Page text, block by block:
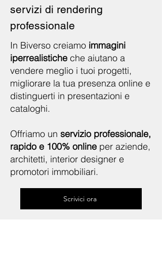
servizi di rendering
professionale
In Biverso creiamo immagini
iperrealistiche che aiutano a
vendere meglio i tuoi progetti,
migliorare la tua presenza online e
distinguerti in presentazioni e
cataloghi.
Offriamo un servizio professionale,
rapido e 100% online per aziende,
architetti, interior designer e
promotori immobiliari.
Scrivici ora